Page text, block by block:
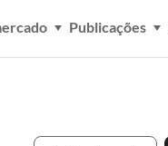
Publicações